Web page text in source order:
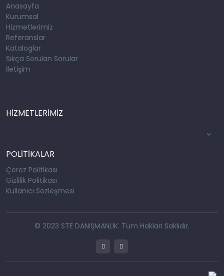
Anasayfa
Kurumsal
Hizmetlerimiz
Referanslar
Kataloglar
Sıkça Sorulan Sorular
İletişim
HİZMETLERİMİZ
POLİTİKALAR
Çerez Politikası
Gizlilik Politikası
Kullanıcı Sözleşmesi
© 2023 STE DANIŞMANLIK. Tüm Hakları Saklıdır.